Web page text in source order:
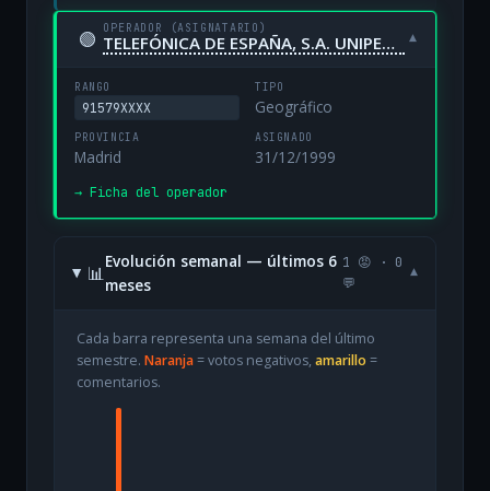
🟢 OPERADOR (ASIGNATARIO)
TELEFÓNICA DE ESPAÑA, S.A. UNIPERSONAL ▾
RANGO
91579XXXX
TIPO
Geográfico
PROVINCIA
Madrid
ASIGNADO
31/12/1999
→ Ficha del operador
📊
Evolución semanal — últimos 6
meses
1 😡 · 0
💬
▾
Cada barra representa una semana del último
semestre. Naranja= votos negativos, amarillo =
comentarios.